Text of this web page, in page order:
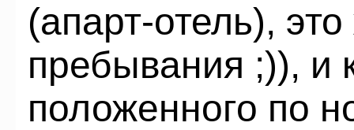
(апарт-отель),
пребывания ;)), и
положенного по